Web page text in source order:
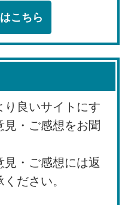
こちら
り良いサイトにす
見・ご感想をお聞
・ご感想には返
ださい。